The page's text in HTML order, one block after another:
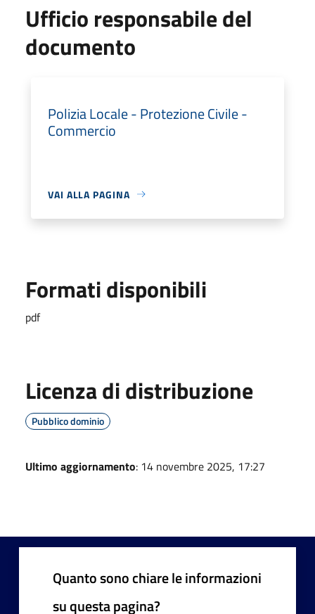
Ufficio responsabile del
documento
Polizia Locale - Protezione Civile -
Commercio
VAI ALLA PAGINA
Formati disponibili
pdf
Licenza di distribuzione
Pubblico dominio
Ultimo aggiornamento: 14 novembre 2025, 17:27
Quanto sono chiare le informazioni
su questa pagina?